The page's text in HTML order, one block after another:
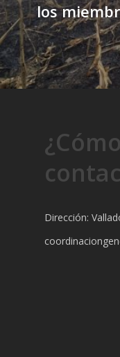
los
¿Cómo
Dirección: